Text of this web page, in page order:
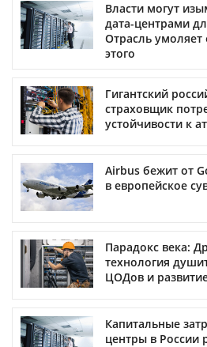
Власти могут
дата-центрами
Отрасль умоляет
этого
Гигантский
страховщик
устойчивости к
Airbus бежит от
в европейское
Парадокс века:
технология
ЦОДов и
Капитальные
центры в России